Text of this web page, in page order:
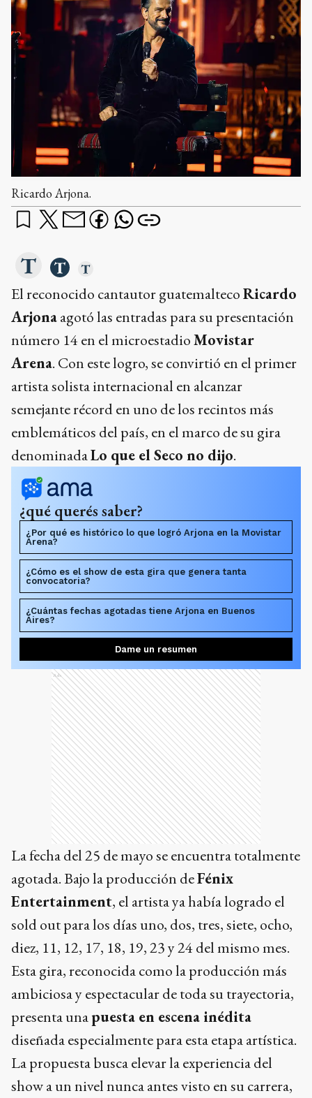
Ricardo Arjona.
El reconocido cantautor guatemaltecoRicardo
Arjonaagotó las entradas para su presentación
número 14 en el microestadioMovistar
Arena. Con este logro, se convirtió en el primer
artista solista internacional en alcanzar
semejante récord en uno de los recintos más
emblemáticos del país, en el marco de su gira
denominadaLo que el Seco no dijo.
¿qué querés saber?
¿Por qué es histórico lo que logró Arjona en la Movistar
Arena?
¿Cómo es el show de esta gira que genera tanta
convocatoria?
¿Cuántas fechas agotadas tiene Arjona en Buenos
Aires?
Dame un resumen
Ads
La fecha del 25 de mayo se encuentra totalmente
agotada. Bajo la producción deFénix
Entertainment, el artista ya había logrado el
sold out para los días uno, dos, tres, siete, ocho,
diez, 11, 12, 17, 18, 19, 23 y 24 del mismo mes.
Esta gira, reconocida como la producción más
ambiciosa y espectacular de toda su trayectoria,
presenta unapuesta en escena inédita
diseñada especialmente para esta etapa artística.
La propuesta busca elevar la experiencia del
show a un nivel nunca antes visto en su carrera,